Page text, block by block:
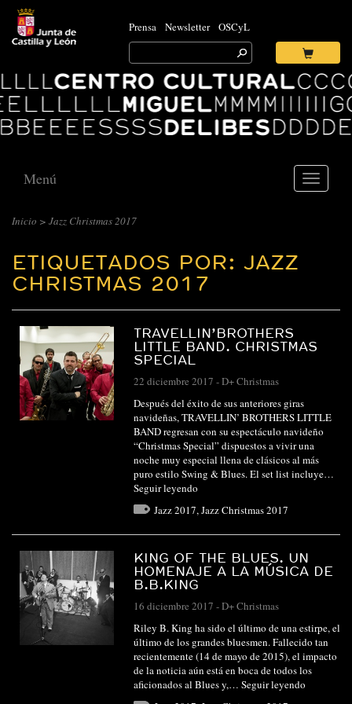
Prensa Newsletter OSCyL
Search
for:
Ok
Centro
Cultural
Miguel
Delibes
Toggle
Menú
Inicio > Jazz Christmas 2017
ETIQUETADOS POR: JAZZ
CHRISTMAS 2017
TRAVELLIN’BROTHERS
LITTLE BAND. CHRISTMAS
SPECIAL
22 diciembre 2017 -D+ Christmas
Después del éxito de sus anteriores giras
navideñas, TRAVELLIN’ BROTHERS LITTLE
BAND regresan con su espectáculo navideño
“Christmas Special” dispuestos a vivir una
noche muy especial llena de clásicos al más
puro estilo Swing & Blues. El set list incluye…
Seguir leyendo
Jazz 2017,Jazz Christmas 2017
KING OF THE BLUES. UN
HOMENAJE A LA MÚSICA DE
B.B.KING
16 diciembre 2017 -D+ Christmas
Riley B. King ha sido el último de una estirpe, el
último de los grandes bluesmen. Fallecido tan
recientemente (14 de mayo de 2015), el impacto
de la noticia aún está en boca de todos los
aficionados al Blues y,… Seguir leyendo